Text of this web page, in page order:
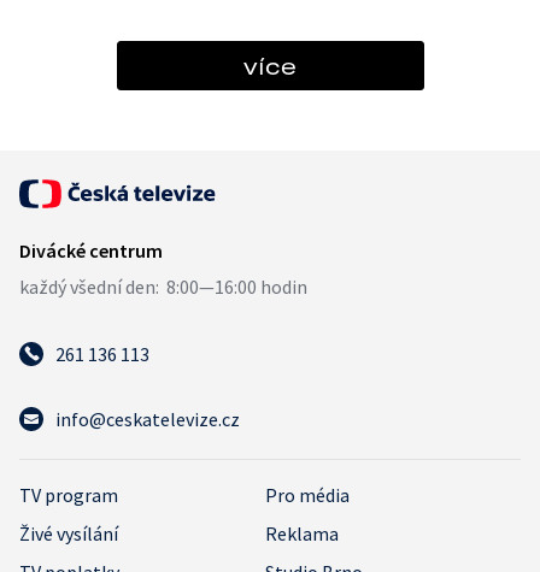
více
261 136 113
info@ceskatelevize.cz
TV program
Pro média
Živé vysílání
Reklama